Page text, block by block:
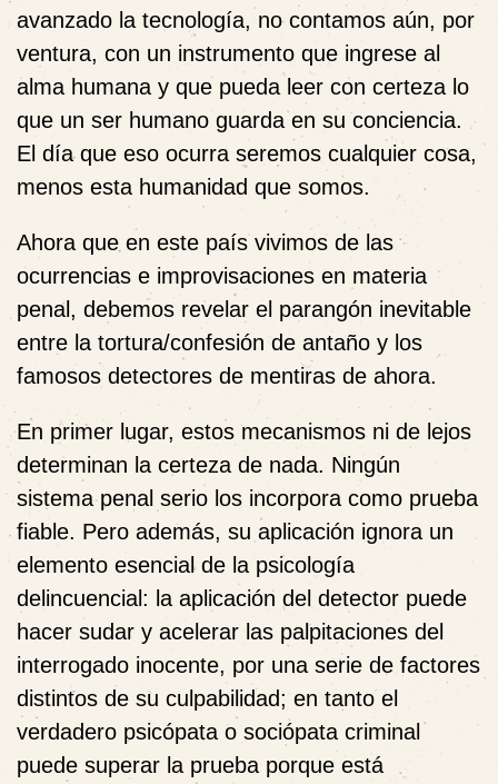
avanzado la tecnología, no contamos aún, por
ventura, con un instrumento que ingrese al
alma humana y que pueda leer con certeza lo
que un ser humano guarda en su conciencia.
El día que eso ocurra seremos cualquier cosa,
menos esta humanidad que somos.
Ahora que en este país vivimos de las
ocurrencias e improvisaciones en materia
penal, debemos revelar el parangón inevitable
entre la tortura/confesión de antaño y los
famosos detectores de mentiras de ahora.
En primer lugar, estos mecanismos ni de lejos
determinan la certeza de nada. Ningún
sistema penal serio los incorpora como prueba
fiable. Pero además, su aplicación ignora un
elemento esencial de la psicología
delincuencial: la aplicación del detector puede
hacer sudar y acelerar las palpitaciones del
interrogado inocente, por una serie de factores
distintos de su culpabilidad; en tanto el
verdadero psicópata o sociópata criminal
puede superar la prueba porque está